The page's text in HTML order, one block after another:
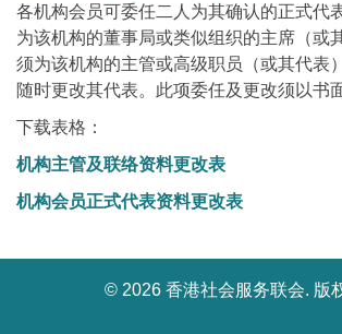
各机构会员可委任二人为其确认的正式代
为该机构的董事局或类似组织的主席（或
须为该机构的主管或高级职员（或其代表
随时更改其代表。此项委任及更改须以书
下载表格：
机构主管及联络资料更改表
机构会员正式代表资料更改表
© 2026 香港社会服务联会. 版